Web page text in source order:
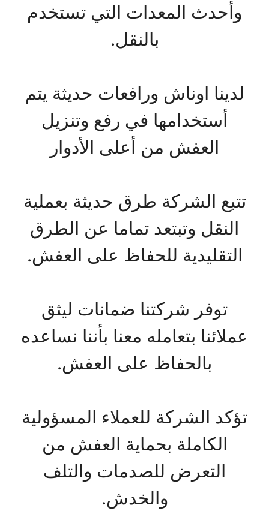
وأحدث المعدات التي تستخدم
بالنقل.
لدينا اوناش ورافعات حديثة يتم
أستخدامها في رفع وتنزيل
العفش من أعلى الأدوار
تتبع الشركة طرق حديثة بعملية
النقل وتبتعد تماما عن الطرق
التقليدية للحفاظ على العفش.
توفر شركتنا ضمانات ليثق
عملائنا بتعامله معنا بأننا نساعده
بالحفاظ على العفش.
تؤكد الشركة للعملاء المسؤولية
الكاملة بحماية العفش من
التعرض للصدمات والتلف
والخدش.